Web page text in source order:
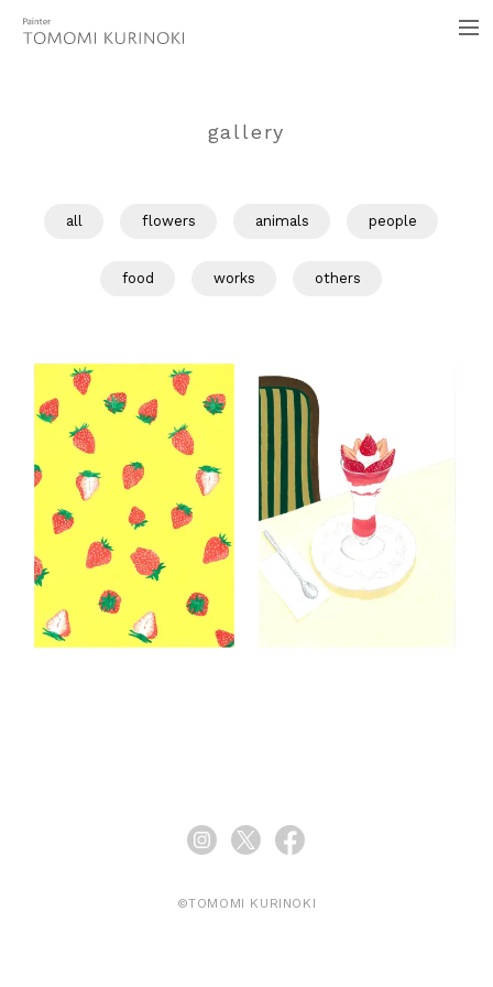
gallery
all flowers animals people
food works others
©TOMOMI KURINOKI